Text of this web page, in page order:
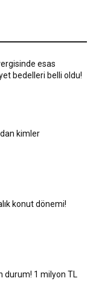
esas
bedelleri belli oldu!
kimler
konut dönemi!
durum! 1 milyon TL